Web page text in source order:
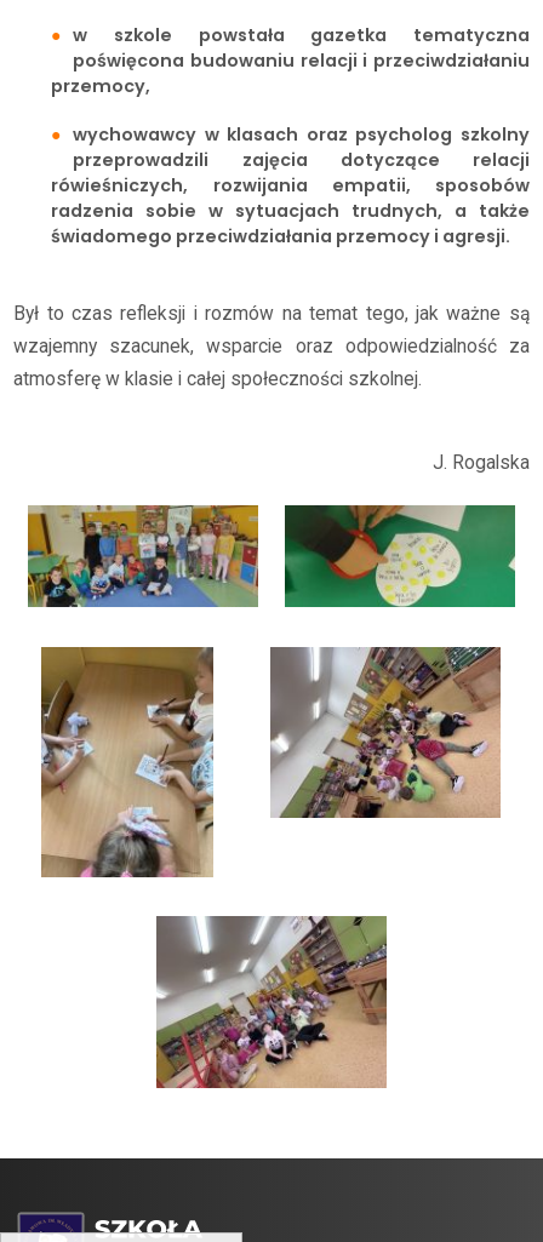
w szkole powstała gazetka tematyczna
poświęcona budowaniu relacji i przeciwdziałaniu
przemocy,
wychowawcy w klasach oraz psycholog szkolny
przeprowadzili zajęcia dotyczące relacji
rówieśniczych, rozwijania empatii, sposobów
radzenia sobie w sytuacjach trudnych, a także
świadomego przeciwdziałania przemocy i agresji.
Był to czas refleksji i rozmów na temat tego, jak ważne są
wzajemny szacunek, wsparcie oraz odpowiedzialność za
atmosferę w klasie i całej społeczności szkolnej.
J. Rogalska